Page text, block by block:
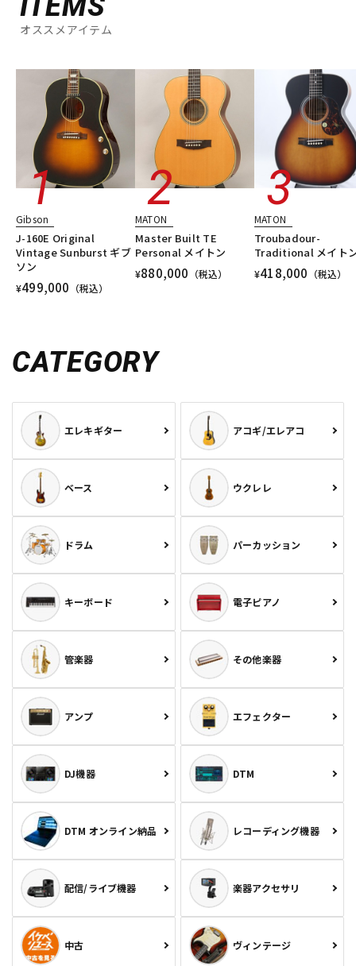
オススメアイテム
Gibson
J-160E Original
Vintage Sunburst ギブ
ソン
¥499,000 （税込）
MATON
Master Built TE
Personal メイトン
¥880,000 （税込）
MATON
Troubadour-
Traditional メイト
¥418,000 （税込）
CATEGORY
エレキギター アコギ/エレアコ
ベース ウクレレ
ドラム パーカッション
キーボード 電子ピアノ
管楽器 その他楽器
アンプ エフェクター
DJ機器 DTM
DTM オンライン納品 レコーディング機器
配信/ライブ機器 楽器アクセサリ
中古 ヴィンテージ